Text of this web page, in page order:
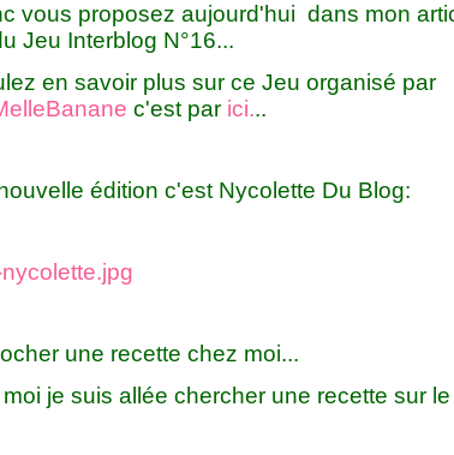
vous proposez aujourd'hui dans mon
Jeu Interblog N°16...
en savoir plus sur ce Jeu organisé par
c'est par ici...
édition c'est Nycolette Du Blog:
une recette chez moi...
je suis allée chercher une recette sur le